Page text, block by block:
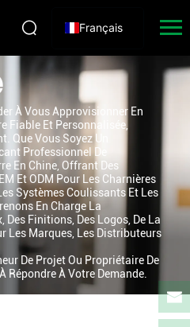
Français
À Vous Approvisionner En
Fiable Et Personnalisée,
Que Vous Soyez Un
Professionnel De
En Chine, Offrant Des
Et ODM Pour Les Charnières
Systèmes Coulissants Et Les
En Charge La
Finitions, Des Logos, De La
Les Marques, Les Distributeurs
De Projet Ou Propriétaire De
Répondre À Votre Demande.